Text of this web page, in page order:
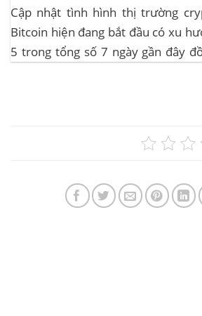
Cập nhật tình hình thị trường
Bitcoin hiện đang bắt đầu có xu
5 trong tổng số 7 ngày gần đây